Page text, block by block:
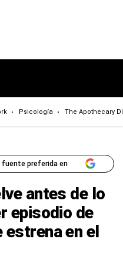
Psicología The Apothecary
fuente preferida en
antes de lo
episodio de
estrena en el